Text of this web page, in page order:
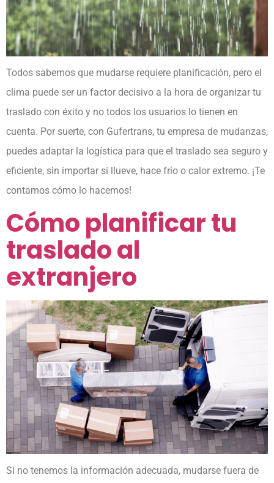
Todos sabemos que mudarse requiere planificación, pero el
clima puede ser un factor decisivo a la hora de organizar tu
traslado con éxito y no todos los usuarios lo tienen en
cuenta. Por suerte, con Gufertrans, tu empresa de mudanzas,
puedes adaptar la logística para que el traslado sea seguro y
eficiente, sin importar si llueve, hace frío o calor extremo. ¡Te
contamos cómo lo hacemos!
Cómo planificar tu
traslado al
extranjero
Si no tenemos la información adecuada, mudarse fuera de